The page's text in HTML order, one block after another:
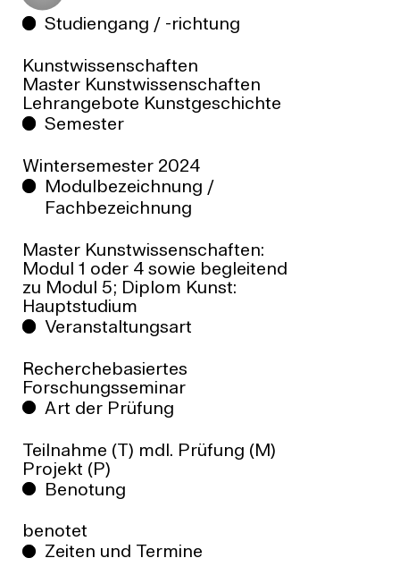
Studiengang / -richtung
Kunstwissenschaften
Master Kunstwissenschaften
Lehrangebote Kunstgeschichte
Semester
Wintersemester 2024
Modulbezeichnung /
Fachbezeichnung
Master Kunstwissenschaften:
Modul 1 oder 4 sowie begleitend
zu Modul 5; Diplom Kunst:
Hauptstudium
Veranstaltungsart
Recherchebasiertes
Forschungsseminar
Art der Prüfung
Teilnahme (T) mdl. Prüfung (M)
Projekt (P)
Benotung
benotet
Zeiten und Termine